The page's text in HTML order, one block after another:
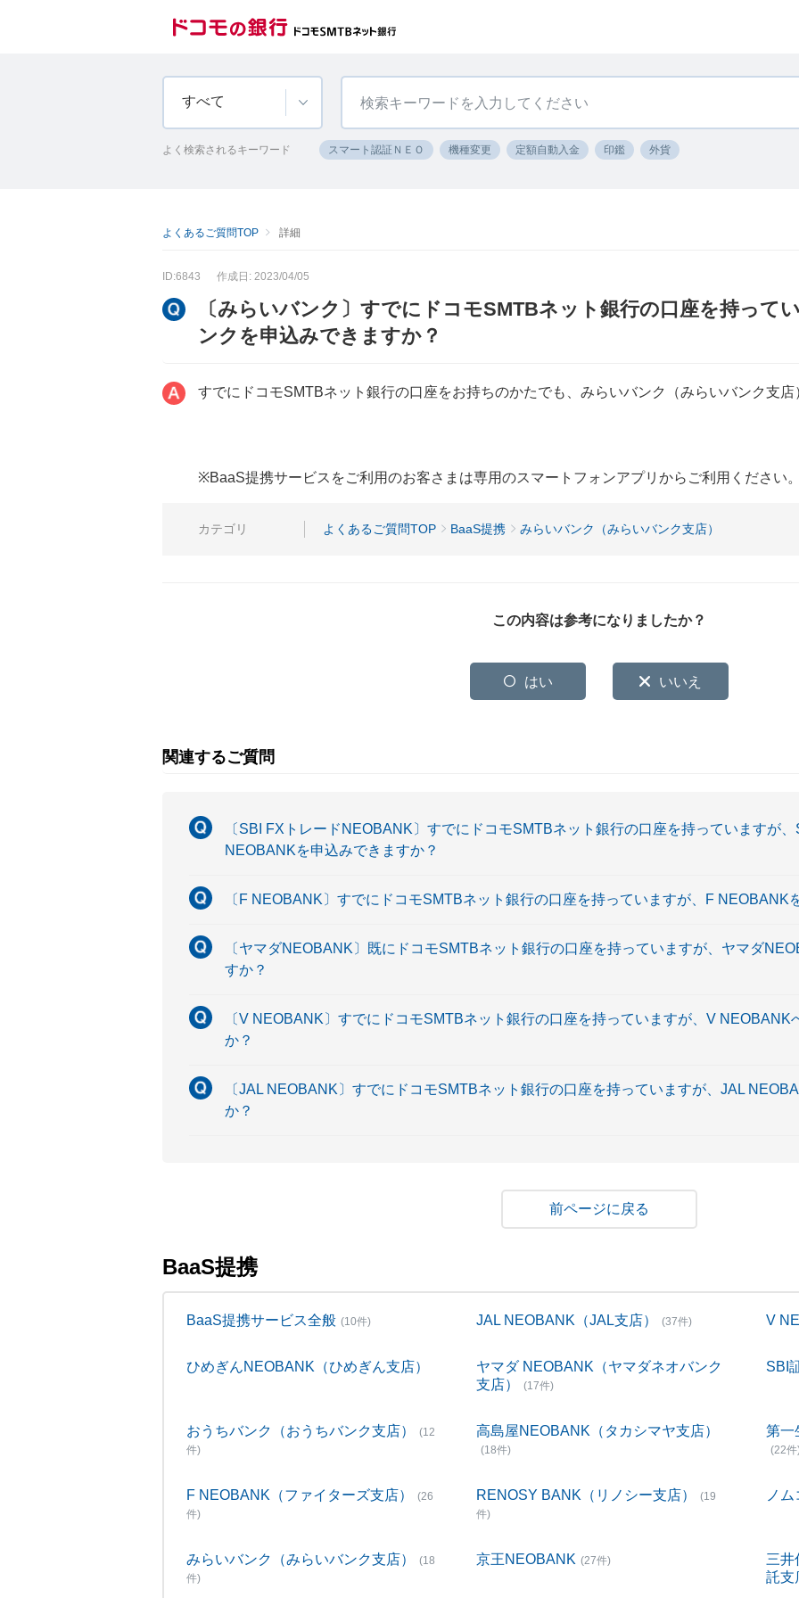
すべて
よく検索されるキーワード スマート認証ＮＥＯ 機種変更 定額自動入金 印鑑 外貨
よくあるご質問TOP 詳細
ID:6843 作成日: 2023/04/05
〔みらいバンク〕すでにドコモSMTBネット銀行の口座を持って
ンクを申込みできますか？
すでにドコモSMTBネット銀行の口座をお持ちのかたでも、みらいバンク（みらいバンク支
※BaaS提携サービスをご利用のお客さまは専用のスマートフォンアプリからご利用ください
カテゴリ よくあるご質問TOP BaaS提携 みらいバンク（みらいバンク支店）
この内容は参考になりましたか？
はい いいえ
関連するご質問
〔SBI FXトレードNEOBANK〕すでにドコモSMTBネット銀行の口座を持っていますが
NEOBANKを申込みできますか？
〔F NEOBANK〕すでにドコモSMTBネット銀行の口座を持っていますが、F NEOBANK
〔ヤマダNEOBANK〕既にドコモSMTBネット銀行の口座を持っていますが、ヤマダ
すか？
〔V NEOBANK〕すでにドコモSMTBネット銀行の口座を持っていますが、V NEOBANK
か？
〔JAL NEOBANK〕すでにドコモSMTBネット銀行の口座を持っていますが、JAL
か？
戻る
BaaS提携
BaaS提携サービス全般 (10件) JAL NEOBANK（JAL支店） (37件) V
ひめぎんNEOBANK（ひめぎん支店）
ヤマダ NEOBANK（ヤマダネオバンク
支店）
(17件)
SBI
おうちバンク（おうちバンク支店）
(12
件)
高島屋NEOBANK（タカシマヤ支店）
(18件)
第一
(22件
F NEOBANK（ファイターズ支店）
(26
件)
RENOSY BANK（リノシー支店）
(19
件)
ノ
みらいバンク（みらいバンク支店）
(18
件)
京王NEOBANK (27件)
三井
託支